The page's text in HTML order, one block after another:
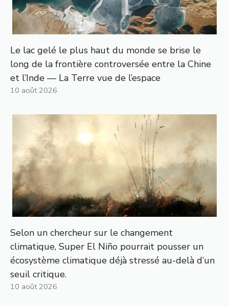
Le lac gelé le plus haut du monde se brise le
long de la frontière controversée entre la Chine
et l’Inde — La Terre vue de l’espace
10 août 2026
Selon un chercheur sur le changement
climatique, Super El Niño pourrait pousser un
écosystème climatique déjà stressé au-delà d’un
seuil critique.
10 août 2026